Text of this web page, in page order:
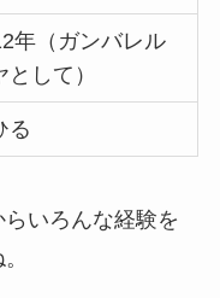
年（ガンバレル
として）
る
いろんな経験を